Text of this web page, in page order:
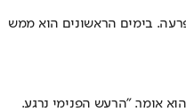
בימים הראשונים הוא ממש
אומר. "הרעש הפנימי נרגע.